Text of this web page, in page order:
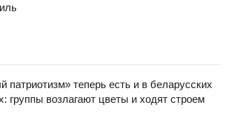
патриотизм» теперь есть и в беларусских
группы возлагают цветы и ходят строем